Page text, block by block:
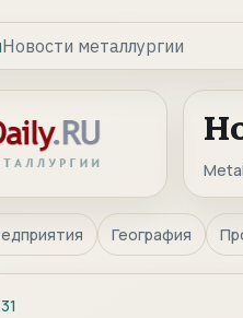
Новости металлургии
География